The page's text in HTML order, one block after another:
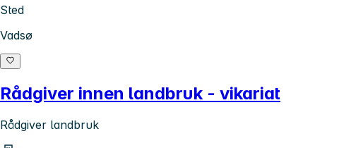
Sted
Vadsø
Rådgiver innen landbruk - vikariat
Rådgiver landbruk